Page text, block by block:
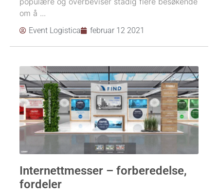
om å ...
Event Logistica februar 12 2021
Internettmesser – forberedelse,
fordeler